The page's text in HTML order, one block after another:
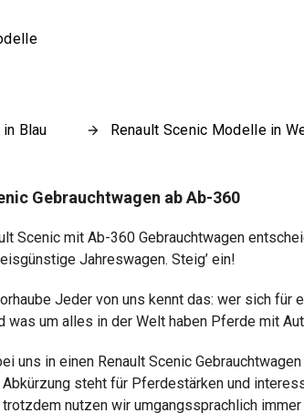
Blau Renault Scenic Modelle in
Gebrauchtwagen ab Ab-360
Scenic mit Ab-360 Gebrauchtwagen
Jahreswagen. Steig’ ein!
Jeder von uns kennt das: wer sich
was um alles in der Welt haben Pferde mit
uns in einen Renault Scenic
steht für Pferdestärken und
nutzen wir umgangssprachlich